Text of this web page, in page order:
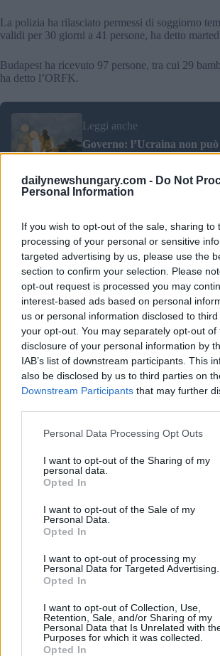
dailynewshungary.com - Do Not
Personal Information
If you wish to opt-out of the sale, sharing to
processing of your personal or sensitive
targeted advertising by us, please use the
section to confirm your selection. Please
opt-out request is processed you may
interest-based ads based on personal
us or personal information disclosed to
your opt-out. You may separately opt-out of
disclosure of your personal information by
IAB’s list of downstream participants. This
also be disclosed by us to third parties on
Downstream Participants that may further
Please note that this website/app uses one
not limited to your visit or usage behaviour.
grant or deny consent to Google and its
use your data for below specified purposes
consent section.
Personal Data Processing Opt Outs
I want to opt-out of the Sharing of my
personal data.
Opted In
I want to opt-out of the Sale of my
Personal Data.
Opted In
I want to opt-out of processing my
Personal Data for Targeted Advertising.
Opted In
I want to opt-out of Collection, Use,
Retention, Sale, and/or Sharing of my
Personal Data that Is Unrelated with
Purposes for which it was collected.
Opted In
La polizia ha rilasciato permessi di soggiorno
validi per 30 giorni a 41 persone, ha detto
Budapest ha ricevuto 97 persone, tra cui 29
ha detto l’ORFK.
Leggi anche
Governo: l’Ucraina non
la guerra
profughi dall'Ucraina #ungheria
Leave a Reply
Your email address will not be published. Required
Name*
Email*
Save my name, email and website in this
Post Comment